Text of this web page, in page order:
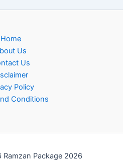
Home
Us
Us
Policy
Conditions
Package 2026